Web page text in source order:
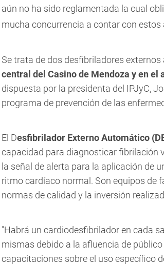
aún no ha sido reglamentada la cual
mucha concurrencia a contar con estos
Se trata de dos desfibriladores
central del Casino de Mendoza y en el
dispuesta por la presidenta del IPJyC,
programa de prevención de las
El Desfibrilador Externo Automático
capacidad para diagnosticar fibrilación
la señal de alerta para la aplicación de
ritmo cardíaco normal. Son equipos de
normas de calidad y la inversión
"Habrá un cardiodesfibrilador en cada
mismas debido a la afluencia de
capacitaciones sobre el uso específico